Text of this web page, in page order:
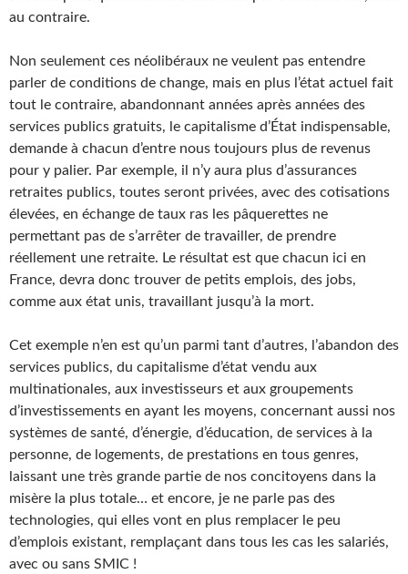
au contraire.
Non seulement ces néolibéraux ne veulent pas entendre
parler de conditions de change, mais en plus l’état actuel fait
tout le contraire, abandonnant années après années des
services publics gratuits, le capitalisme d’État indispensable,
demande à chacun d’entre nous toujours plus de revenus
pour y palier. Par exemple, il n’y aura plus d’assurances
retraites publics, toutes seront privées, avec des cotisations
élevées, en échange de taux ras les pâquerettes ne
permettant pas de s’arrêter de travailler, de prendre
réellement une retraite. Le résultat est que chacun ici en
France, devra donc trouver de petits emplois, des jobs,
comme aux état unis, travaillant jusqu’à la mort.
Cet exemple n’en est qu’un parmi tant d’autres, l’abandon des
services publics, du capitalisme d’état vendu aux
multinationales, aux investisseurs et aux groupements
d’investissements en ayant les moyens, concernant aussi nos
systèmes de santé, d’énergie, d’éducation, de services à la
personne, de logements, de prestations en tous genres,
laissant une très grande partie de nos concitoyens dans la
misère la plus totale… et encore, je ne parle pas des
technologies, qui elles vont en plus remplacer le peu
d’emplois existant, remplaçant dans tous les cas les salariés,
avec ou sans SMIC !